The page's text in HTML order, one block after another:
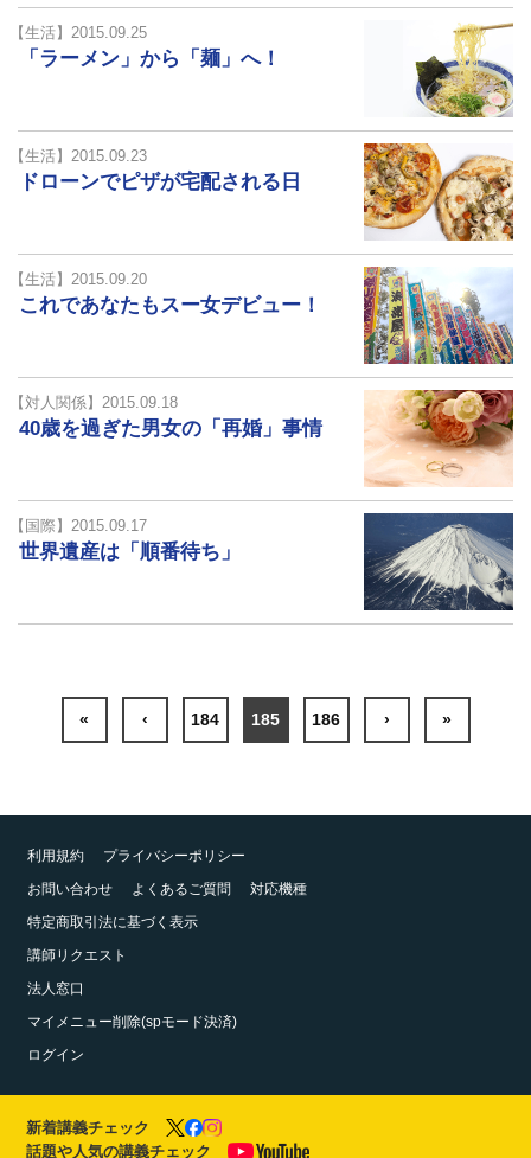
【生活】2015.09.25
「ラーメン」から「麺」へ！
【生活】2015.09.23
ドローンでピザが宅配される日
【生活】2015.09.20
これであなたもスー女デビュー！
【対人関係】2015.09.18
40歳を過ぎた男女の「再婚」事情
【国際】2015.09.17
世界遺産は「順番待ち」
« ‹ 184 185 186 › »
利用規約
プライバシーポリシー
お問い合わせ
よくあるご質問
対応機種
特定商取引法に基づく表示
講師リクエスト
法人窓口
マイメニュー削除(spモード決済)
ログイン
新着講義チェック
話題や人気の講義チェック